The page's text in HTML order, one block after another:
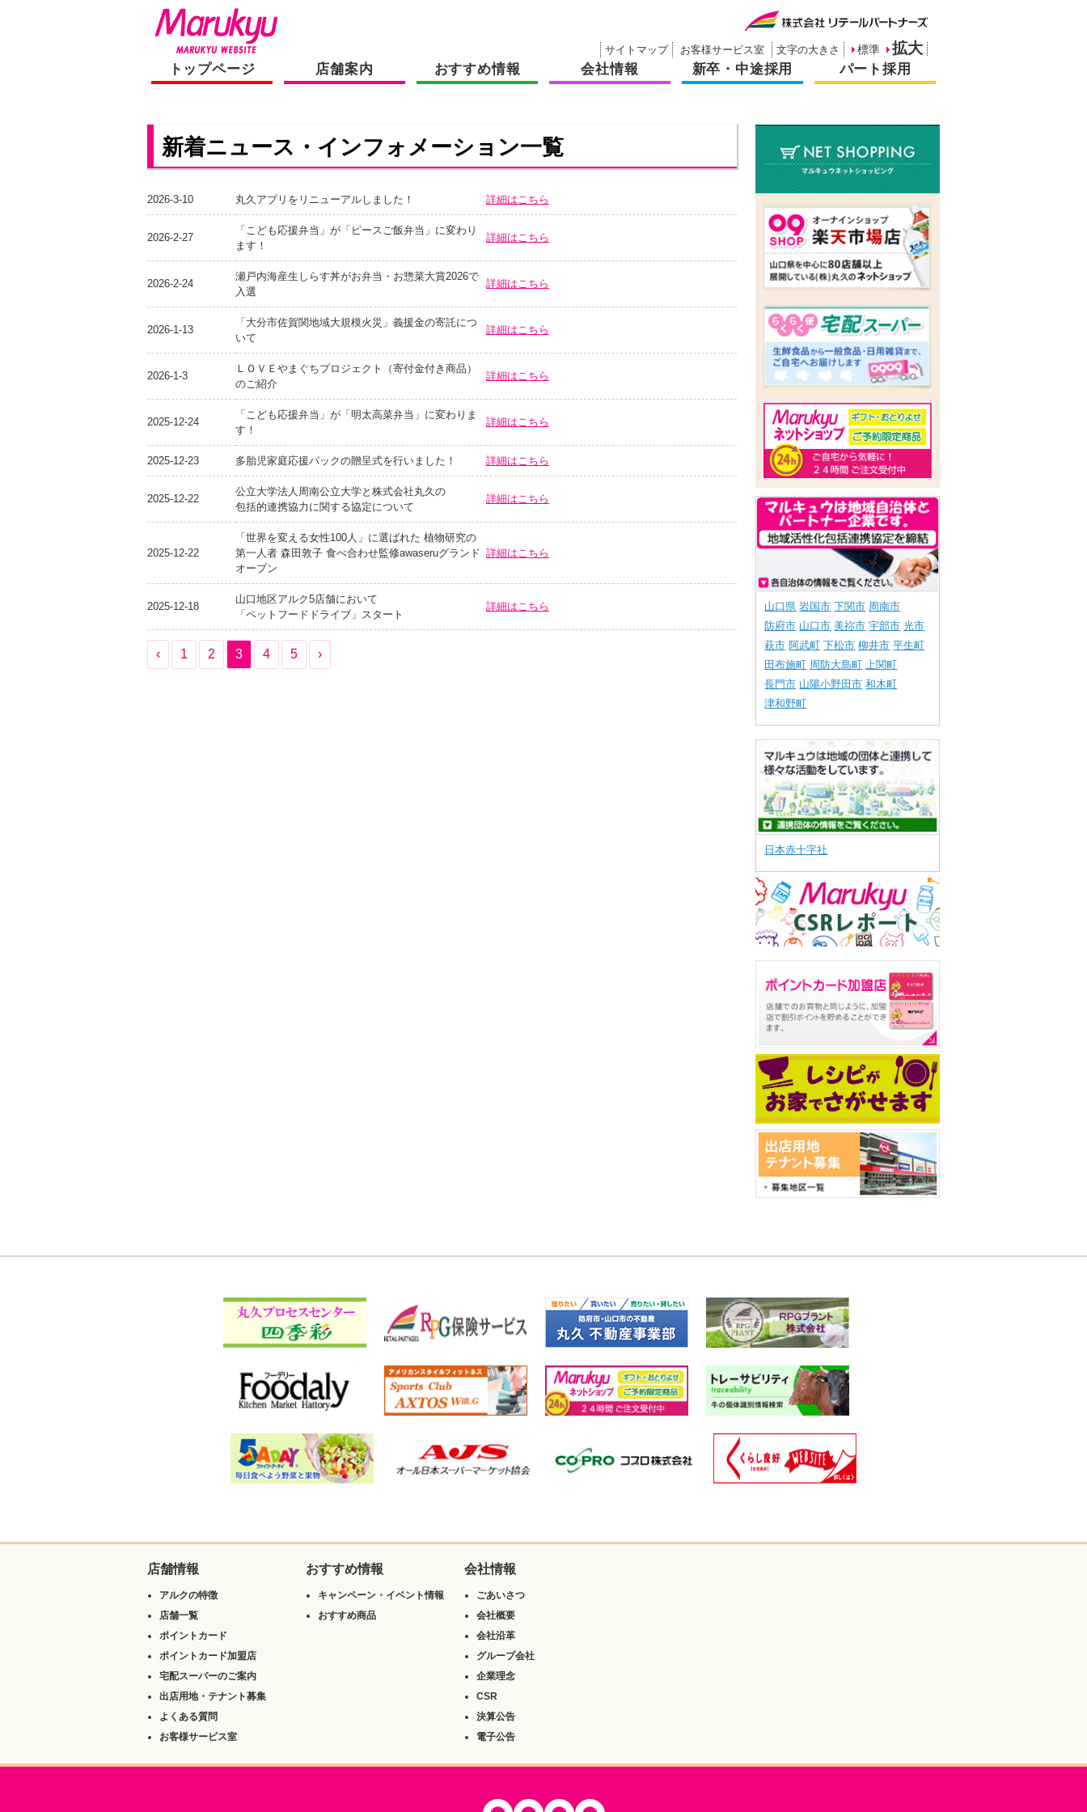
サイトマップ お客様サービス室 文字の大きさ 標準 拡大
トップページ 店舗案内 おすすめ情報 会社情報 新卒・中途採用 パート採用
新着ニュース・インフォメーション一覧
2026-3-10 丸久アプリをリニューアルしました！ 詳細はこちら
2026-2-27
「こども応援弁当」が「ピースご飯弁当」に変わり
ます！
詳細はこちら
2026-2-24
瀬戸内海産生しらす丼がお弁当・お惣菜大賞2026で
入選
詳細はこちら
2026-1-13
「大分市佐賀関地域大規模火災」義援金の寄託につ
いて
詳細はこちら
2026-1-3
ＬＯＶＥやまぐちプロジェクト（寄付金付き商品）
のご紹介
詳細はこちら
2025-12-24
「こども応援弁当」が「明太高菜弁当」に変わりま
す！
詳細はこちら
2025-12-23 多胎児家庭応援パックの贈呈式を行いました！ 詳細はこちら
2025-12-22
公立大学法人周南公立大学と株式会社丸久の
包括的連携協力に関する協定について
詳細はこちら
2025-12-22
「世界を変える女性100人」に選ばれた 植物研究の
第一人者 森田敦子 食べ合わせ監修awaseruグランド
オープン
詳細はこちら
2025-12-18
山口地区アルク5店舗において
「ペットフードドライブ」スタート
詳細はこちら 山口県 岩国市 下関市 周南市
防府市 山口市 美祢市 宇部市 光市
萩市 阿武町 下松市 柳井市 平生町
田布施町 周防大島町 上関町
長門市 山陽小野田市 和木町
津和野町
日本赤十字社
‹ 1 2 3 4 5 ›
店舗情報
アルクの特徴
店舗一覧
ポイントカード
ポイントカード加盟店
宅配スーパーのご案内
出店用地・テナント募集
よくある質問
お客様サービス室
おすすめ情報
キャンペーン・イベント情報
おすすめ商品
会社情報
ごあいさつ
会社概要
会社沿革
グループ会社
企業理念
CSR
決算公告
電子公告